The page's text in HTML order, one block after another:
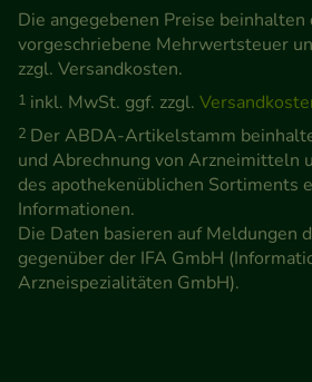
Die angegebenen Preise beinhalten
vorgeschriebene Mehrwertsteuer
zzgl. Versandkosten.
1 inkl. MwSt. ggf. zzgl.
2 Der ABDA-Artikelstamm
und Abrechnung von Arzneimitteln
des apothekenüblichen Sortiments
Informationen.
Die Daten basieren auf Meldungen
gegenüber der IFA GmbH
Arzneispezialitäten GmbH).